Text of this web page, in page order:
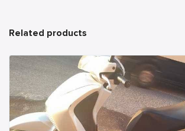
Related products